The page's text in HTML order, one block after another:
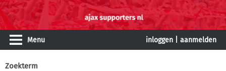
Menu inloggen aanmelden
Zoekterm